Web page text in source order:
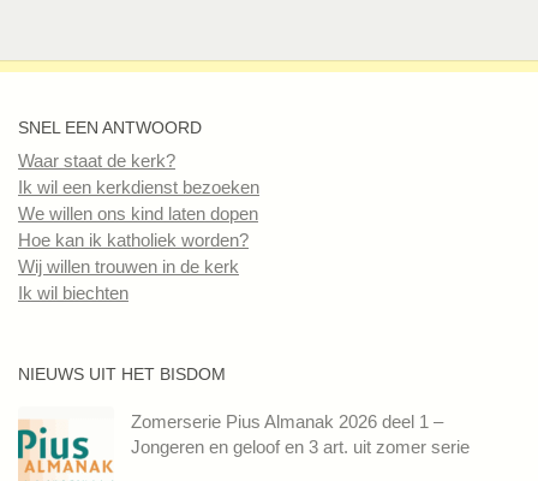
SNEL EEN ANTWOORD
Waar staat de kerk?
Ik wil een kerkdienst bezoeken
We willen ons kind laten dopen
Hoe kan ik katholiek worden?
Wij willen trouwen in de kerk
Ik wil biechten
NIEUWS UIT HET BISDOM
Zomerserie Pius Almanak 2026 deel 1 –
Jongeren en geloof en 3 art. uit zomer serie